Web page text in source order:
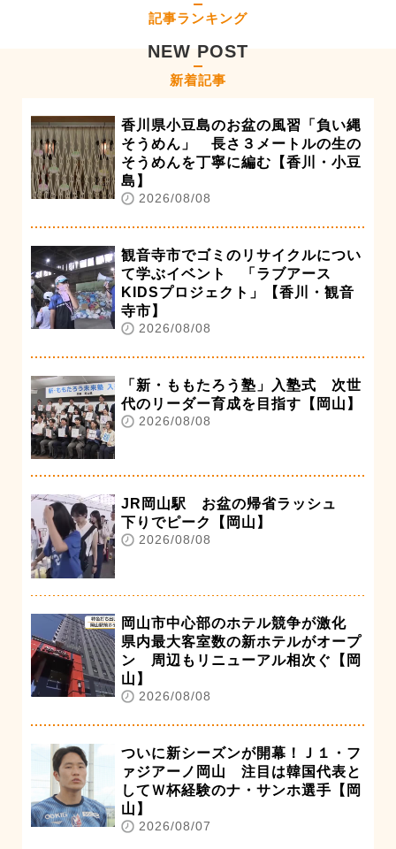
記事ランキング
NEW POST
新着記事
香川県小豆島のお盆の風習「負い縄
そうめん」 長さ３メートルの生の
そうめんを丁寧に編む【香川・小豆
島】
2026/08/08
観音寺市でゴミのリサイクルについ
て学ぶイベント 「ラブアース
KIDSプロジェクト」【香川・観音
寺市】
2026/08/08
「新・ももたろう塾」入塾式 次世
代のリーダー育成を目指す【岡山】
2026/08/08
JR岡山駅 お盆の帰省ラッシュ
下りでピーク【岡山】
2026/08/08
岡山市中心部のホテル競争が激化
県内最大客室数の新ホテルがオープ
ン 周辺もリニューアル相次ぐ【岡
山】
2026/08/08
ついに新シーズンが開幕！Ｊ１・フ
ァジアーノ岡山 注目は韓国代表と
してＷ杯経験のナ・サンホ選手【岡
山】
2026/08/07